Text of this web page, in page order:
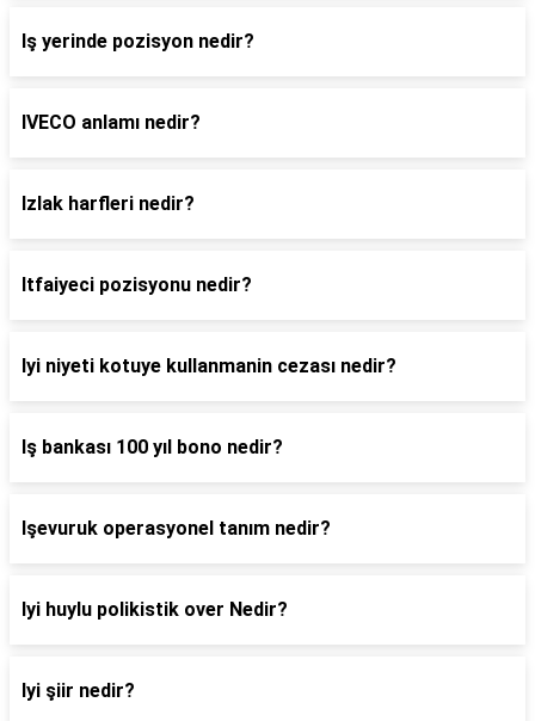
Iş yerinde pozisyon nedir?
IVECO anlamı nedir?
Izlak harfleri nedir?
Itfaiyeci pozisyonu nedir?
Iyi niyeti kotuye kullanmanin cezası nedir?
Iş bankası 100 yıl bono nedir?
Işevuruk operasyonel tanım nedir?
Iyi huylu polikistik over Nedir?
Iyi şiir nedir?